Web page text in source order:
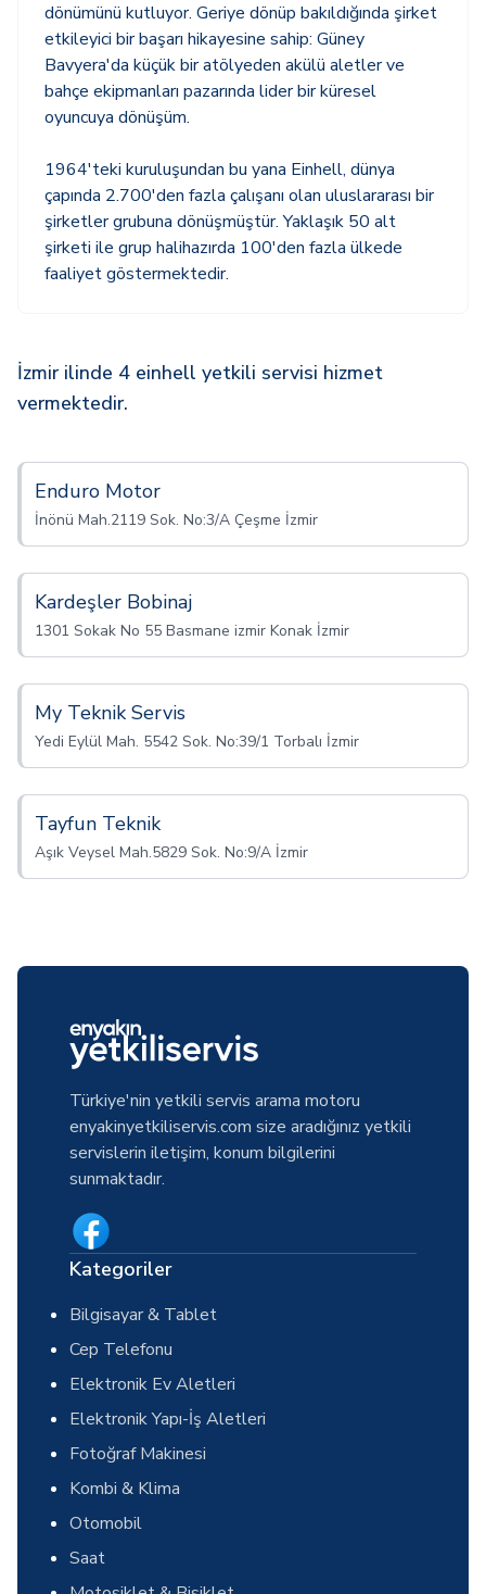
dönümünü kutluyor. Geriye dönüp bakıldığında şirket
etkileyici bir başarı hikayesine sahip: Güney
Bavyera'da küçük bir atölyeden akülü aletler ve
bahçe ekipmanları pazarında lider bir küresel
oyuncuya dönüşüm.
1964'teki kuruluşundan bu yana Einhell, dünya
çapında 2.700'den fazla çalışanı olan uluslararası bir
şirketler grubuna dönüşmüştür. Yaklaşık 50 alt
şirketi ile grup halihazırda 100'den fazla ülkede
faaliyet göstermektedir.
İzmir ilinde 4 einhell yetkili servisi hizmet
vermektedir.
Enduro Motor
İnönü Mah.2119 Sok. No:3/A Çeşme İzmir
Kardeşler Bobinaj
1301 Sokak No 55 Basmane izmir Konak İzmir
My Teknik Servis
Yedi Eylül Mah. 5542 Sok. No:39/1 Torbalı İzmir
Tayfun Teknik
Aşık Veysel Mah.5829 Sok. No:9/A İzmir
Türkiye'nin yetkili servis arama motoru
enyakinyetkiliservis.com size aradığınız yetkili
servislerin iletişim, konum bilgilerini
sunmaktadır.
Kategoriler
Bilgisayar & Tablet
Cep Telefonu
Elektronik Ev Aletleri
Elektronik Yapı-İş Aletleri
Fotoğraf Makinesi
Kombi & Klima
Otomobil
Saat